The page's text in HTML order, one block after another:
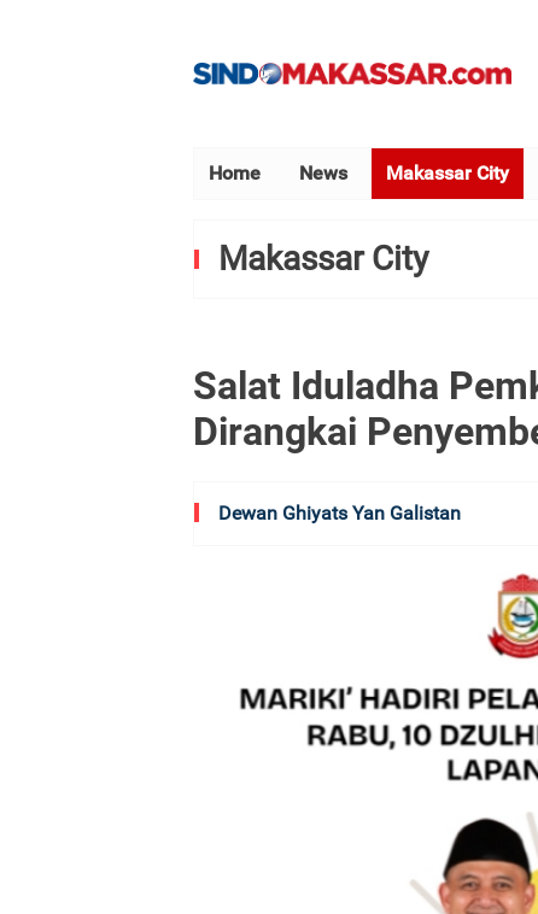
Home News Makassar City
Makassar City
Salat Iduladha
Dirangkai
Dewan Ghiyats Yan Galistan